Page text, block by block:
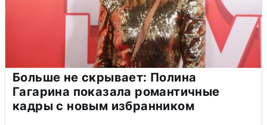
Больше не скрывает: Полина
Гагарина показала романтичные
кадры с новым избранником